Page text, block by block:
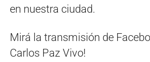
en nuestra ciudad.
Mirá la transmisión de
Carlos Paz Vivo!